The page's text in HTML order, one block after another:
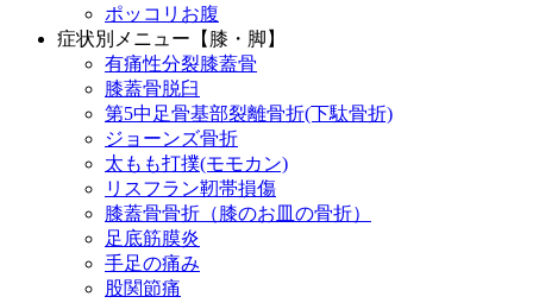
ポッコリお腹
症状別メニュー【膝・脚】
有痛性分裂膝蓋骨
膝蓋骨脱臼
第5中足骨基部裂離骨折(下駄骨折)
ジョーンズ骨折
太もも打撲(モモカン)
リスフラン靭帯損傷
膝蓋骨骨折（膝のお皿の骨折）
足底筋膜炎
手足の痛み
股関節痛